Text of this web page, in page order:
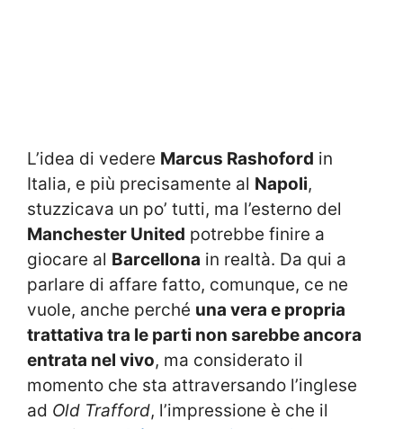
L’idea di vedere Marcus Rashoford in
Italia, e più precisamente al Napoli,
stuzzicava un po’ tutti, ma l’esterno del
Manchester United potrebbe finire a
giocare al Barcellona in realtà. Da qui a
parlare di affare fatto, comunque, ce ne
vuole, anche perché una vera e propria
trattativa tra le parti non sarebbe ancora
entrata nel vivo, ma considerato il
momento che sta attraversando l’inglese
ad Old Trafford, l’impressione è che il